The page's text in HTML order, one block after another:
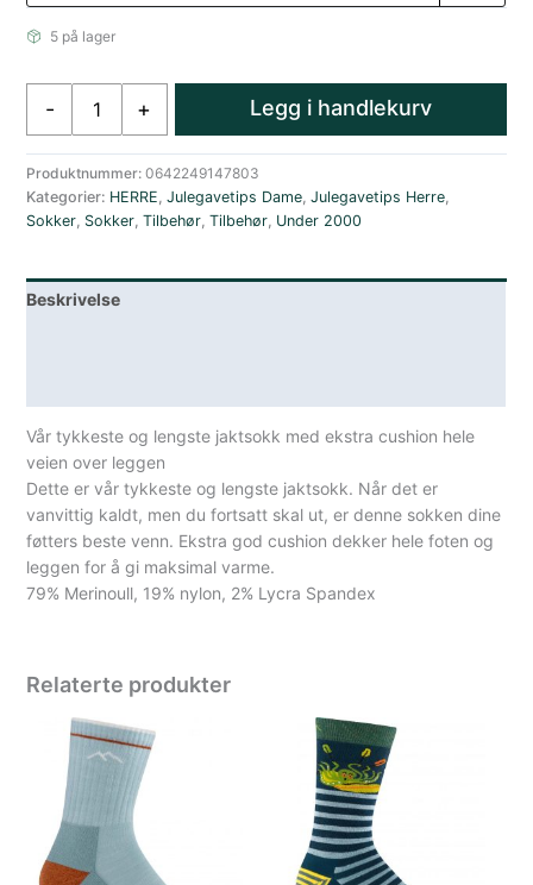
5 på lager
-
OTC
Heavyweight
with
Cushion
antall
+ Legg i handlekurv
Produktnummer:0642249147803
Kategorier: HERRE ,Julegavetips Dame ,Julegavetips Herre
Sokker Sokker ,Tilbehør ,Tilbehør Under 2000
Beskrivelse
Vår tykkeste og lengste jaktsokk med ekstra cushion hele
veien over leggen
Dette er vår tykkeste og lengste jaktsokk. Når det er
vanvittig kaldt, men du fortsatt skal ut, er denne sokken dine
føtters beste venn. Ekstra god cushion dekker hele foten og
leggen for å gi maksimal varme.
79% Merinoull, 19% nylon, 2% Lycra Spandex
Relaterte produkter